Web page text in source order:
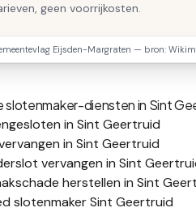
geen voorrijkosten.
Eijsden-Margraten — bron:
slotenmaker-diensten in Sint
in Sint Geertruid
in Sint Geertruid
vervangen in Sint
herstellen in Sint
slotenmaker Sint Geertruid